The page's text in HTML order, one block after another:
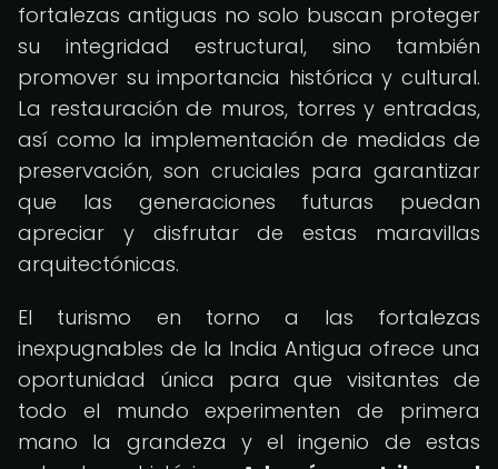
fortalezas antiguas no solo buscan proteger
su integridad estructural, sino también
promover su importancia histórica y cultural.
La restauración de muros, torres y entradas,
así como la implementación de medidas de
preservación, son cruciales para garantizar
que las generaciones futuras puedan
apreciar y disfrutar de estas maravillas
arquitectónicas.
El turismo en torno a las fortalezas
inexpugnables de la India Antigua ofrece una
oportunidad única para que visitantes de
todo el mundo experimenten de primera
mano la grandeza y el ingenio de estas